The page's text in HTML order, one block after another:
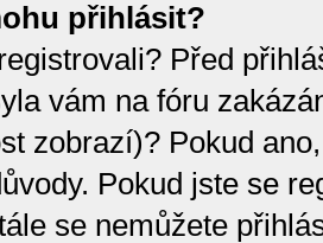
přihlásit?
Před
vám na fóru
zobrazí)? Pokud
Pokud jste se
se nemůžete